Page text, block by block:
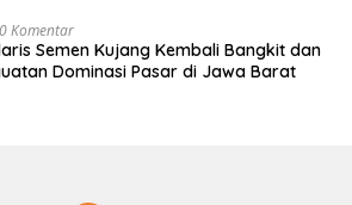
0 Komentar
Semen Kujang Kembali Bangkit dan
Dominasi Pasar di Jawa Barat